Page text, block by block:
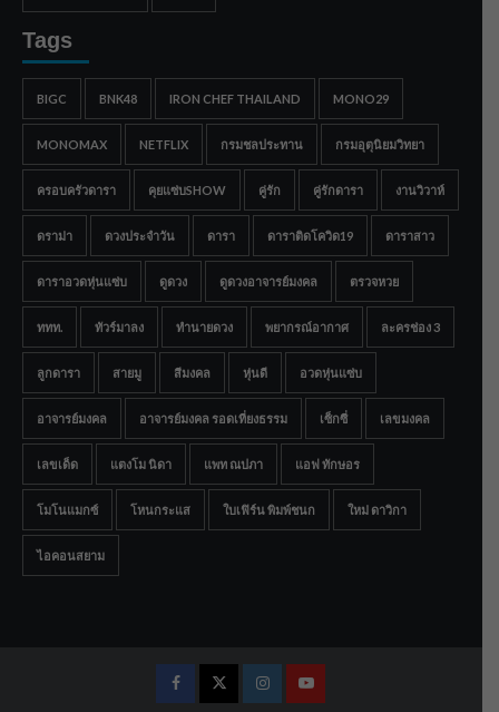
Tags
BIGC BNK48 IRON CHEF THAILAND MONO29
MONOMAX NETFLIX กรมชลประทาน กรมอุตุนิยมวิทยา
ครอบครัวดารา คุยแซ่บSHOW คู่รัก คู่รักดารา งานวิวาห์
ดราม่า ดวงประจำวัน ดารา ดาราติดโควิด19 ดาราสาว
ดาราอวดหุ่นแซ่บ ดูดวง ดูดวงอาจารย์มงคล ตรวจหวย
ททท. ทัวร์มาลง ทำนายดวง พยากรณ์อากาศ ละครช่อง 3
ลูกดารา สายมู สีมงคล หุ่นดี อวดหุ่นแซ่บ
อาจารย์มงคล อาจารย์มงคล รอดเที่ยงธรรม เซ็กซี่ เลขมงคล
เลขเด็ด แตงโม นิดา แพท ณปภา แอฟ ทักษอร
โมโนแมกซ์ โหนกระแส ใบเฟิร์น พิมพ์ชนก ใหม่ ดาวิกา
ไอคอนสยาม
FacebookTwitterInstagramYoutube